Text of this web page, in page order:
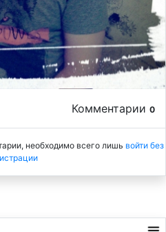
Комментарии 0
необходимо всего лишь войти без